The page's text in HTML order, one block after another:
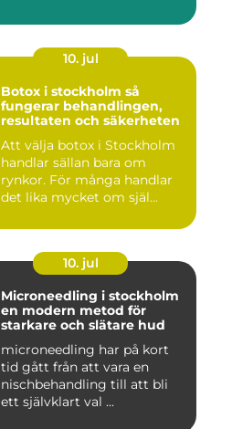
10. jul
Botox i stockholm så
fungerar behandlingen,
resultaten och säkerheten
Att välja botox i Stockholm
handlar sällan bara om
rynkor. För många handlar
det lika mycket om själ...
10. jul
Microneedling i stockholm
en modern metod för
starkare och slätare hud
microneedling har på kort
tid gått från att vara en
nischbehandling till att bli
ett självklart val ...